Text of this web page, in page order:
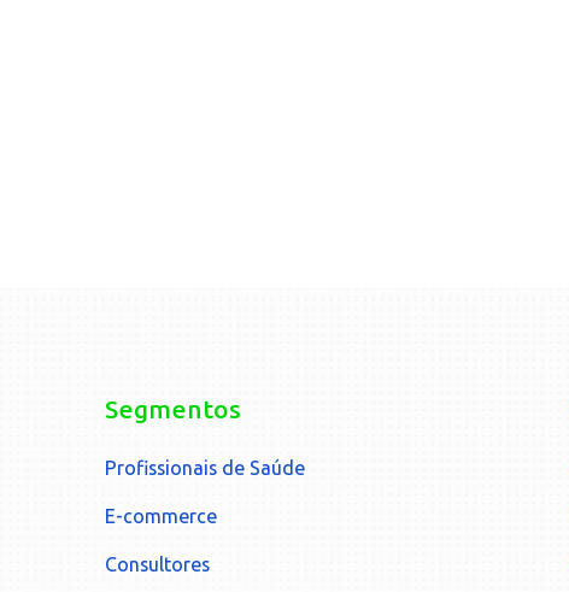
Segmentos
Profissionais de Saúde
E-commerce
Consultores